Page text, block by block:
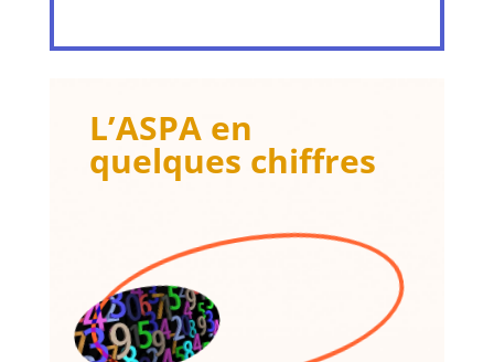
L’ASPA en
quelques chiffres